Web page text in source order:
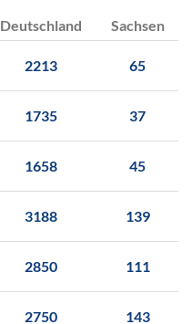
Deutschland
Sachsen
2213 65
1735 37
1658 45
3188 139
2850 111
2750 143